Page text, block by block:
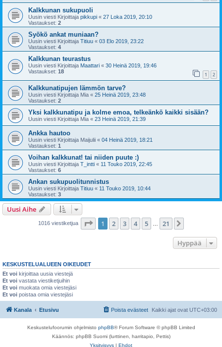
Kalkkunan sukupuoli
Uusin viesti Kirjoittaja pikkupi « 27 Loka 2019, 20:10
Vastaukset: 2
Syökö ankat muniaan?
Uusin viesti Kirjoittaja Titiuu « 03 Elo 2019, 23:22
Vastaukset: 4
Kalkkunan teurastus
Uusin viesti Kirjoittaja Maattari « 30 Heinä 2019, 19:46
Vastaukset: 18 1 2
Kalkkunatipujen lämmön tarve?
Uusin viesti Kirjoittaja Mia « 25 Heinä 2019, 23:48
Vastaukset: 2
Yksi kalkkunatipu ja kolme emoa, telkeänkö kaikki sisään?
Uusin viesti Kirjoittaja Mia « 23 Heinä 2019, 21:39
Ankka hautoo
Uusin viesti Kirjoittaja Maijulii « 04 Heinä 2019, 18:21
Vastaukset: 1
Voihan kalkkunat! tai niiden puute :)
Uusin viesti Kirjoittaja T_intti « 11 Touko 2019, 22:45
Vastaukset: 6
Ankan sukupuolitunnistus
Uusin viesti Kirjoittaja Titiuu « 11 Touko 2019, 10:44
Vastaukset: 3
Uusi Aihe
1016 viestiketjua Sivu /21
1 2 3 4 5 21
Hyppää
KESKUSTELUALUEEN OIKEUDET
Et voi kirjoittaa uusia viestejä
Et voi vastata viestiketjuihin
Et voi muokata omia viestejäsi
Et voi poistaa omia viestejäsi
Kanala Etusivu Kaikki ajat ovat UTC+03:00
Poista evästeet
Keskustelufoorumin ohjelmisto phpBB® Forum Software © phpBB Limited
Käännös: phpBB Suomi (lurttinen, harritapio, Pettis)
Yksityisyys | Ehdot